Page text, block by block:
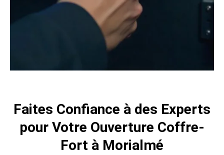
Faites Confiance à des Experts
pour Votre Ouverture Coffre-
Fort à Morialmé